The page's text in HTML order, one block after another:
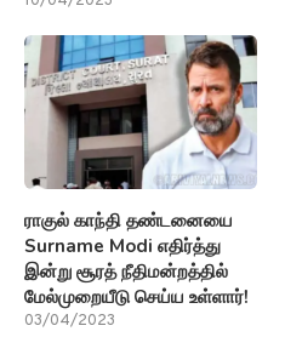
ராகுல் காந்தி தண்டனையை
Surname Modi எதிர்த்து
இன்று சூரத் நீதிமன்றத்தில்
மேல்முறையீடு செய்ய உள்ளார்!
03/04/2023